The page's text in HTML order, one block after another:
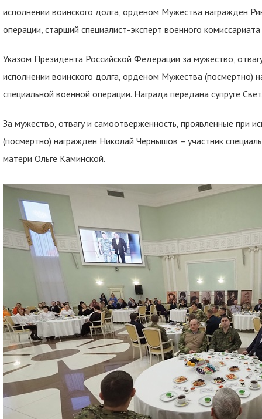
исполнении воинского долга, орденом Мужества награжден
операции, старший специалист-эксперт военного
Указом Президента Российской Федерации за мужество,
исполнении воинского долга, орденом Мужества (посмертно)
специальной военной операции. Награда передана супруге
За мужество, отвагу и самоотверженность, проявленные при
(посмертно) награжден Николай Чернышов – участник
матери Ольге Каминской.